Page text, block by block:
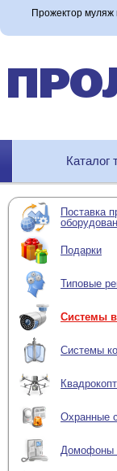
Прожектор муляж
Каталог
Поставка
Подарки
Типовые
Системы
Системы
Охранные
Домофоны